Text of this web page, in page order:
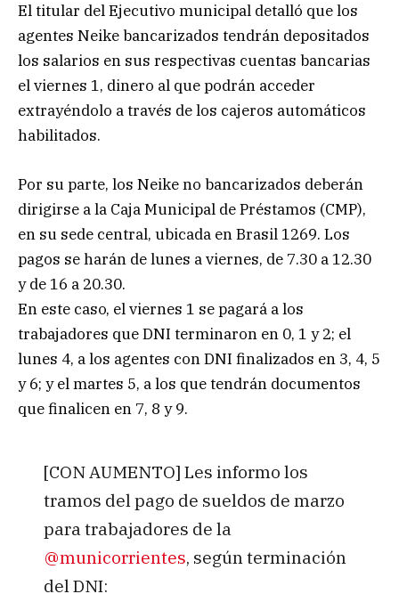
El titular del Ejecutivo municipal detalló que los
agentes Neike bancarizados tendrán depositados
los salarios en sus respectivas cuentas bancarias
el viernes 1, dinero al que podrán acceder
extrayéndolo a través de los cajeros automáticos
habilitados.
Por su parte, los Neike no bancarizados deberán
dirigirse a la Caja Municipal de Préstamos (CMP),
en su sede central, ubicada en Brasil 1269. Los
pagos se harán de lunes a viernes, de 7.30 a 12.30
y de 16 a 20.30.
En este caso, el viernes 1 se pagará a los
trabajadores que DNI terminaron en 0, 1 y 2; el
lunes 4, a los agentes con DNI finalizados en 3, 4, 5
y 6; y el martes 5, a los que tendrán documentos
que finalicen en 7, 8 y 9.
[CON AUMENTO] Les informo los
tramos del pago de sueldos de marzo
para trabajadores de la
@municorrientes, según terminación
del DNI: